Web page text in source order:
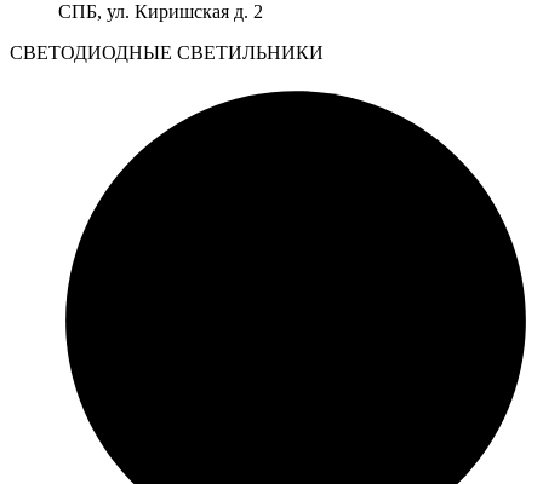
СПБ, ул. Киришская д. 2
CВЕТОДИОДНЫЕ СВЕТИЛЬНИКИ